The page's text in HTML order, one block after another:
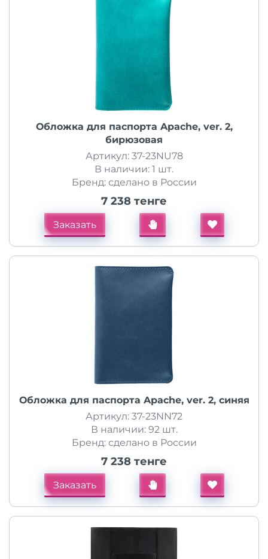
Обложка для паспорта Apache, ver. 2,
бирюзовая
Артикул: 37-23NU78
В наличии: 1 шт.
Бренд: сделано в России
7 238 тенге
Заказать
Обложка для паспорта Apache, ver. 2, синяя
Артикул: 37-23NN72
В наличии: 92 шт.
Бренд: сделано в России
7 238 тенге
Заказать